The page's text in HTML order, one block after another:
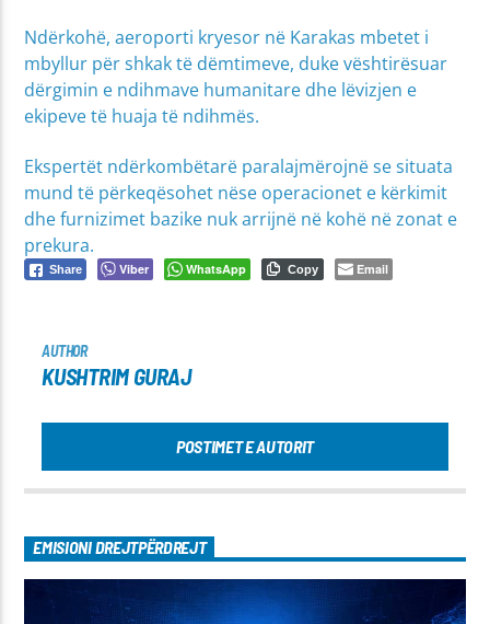
Ndërkohë, aeroporti kryesor në Karakas mbetet i
mbyllur për shkak të dëmtimeve, duke vështirësuar
dërgimin e ndihmave humanitare dhe lëvizjen e
ekipeve të huaja të ndihmës.
Ekspertët ndërkombëtarë paralajmërojnë se situata
mund të përkeqësohet nëse operacionet e kërkimit
dhe furnizimet bazike nuk arrijnë në kohë në zonat e
prekura.
Share Viber WhatsApp Copy Email
AUTHOR
KUSHTRIM GURAJ
POSTIMET E AUTORIT
EMISIONI DREJTPËRDREJT